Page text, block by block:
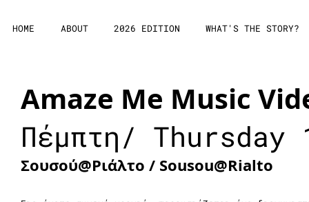
HOME ABOUT 2026 EDITION WHAT'S THE STORY?
Amaze Me Music
Πέμπτη/
Σουσού@Ριάλτο / Sousou@Rialto